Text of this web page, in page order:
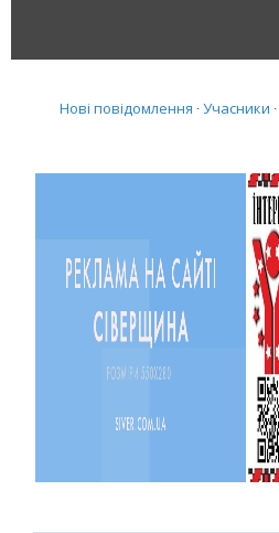
Нові повідомлення · Учасники ·